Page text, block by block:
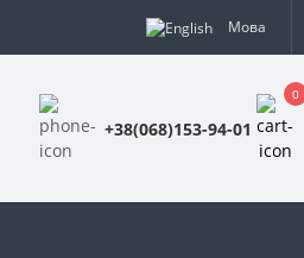
Мова
+38(068)153-94-01
0